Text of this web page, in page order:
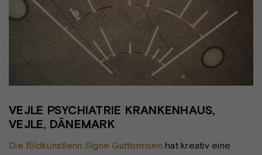
VEJLE PSYCHIATRIE KRANKENHAUS,
VEJLE, DÄNEMARK
Die Bildkünstlerin Signe Guttormsen hat kreativ eine